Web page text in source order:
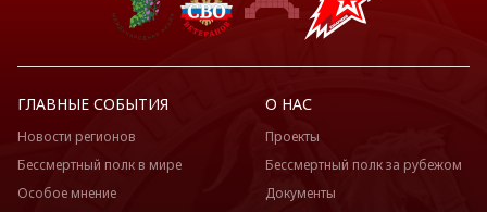
ГЛАВНЫЕ СОБЫТИЯ
Новости регионов
Бессмертный полк в мире
Особое мнение
О НАС
Проекты
Бессмертный полк за рубежом
Документы